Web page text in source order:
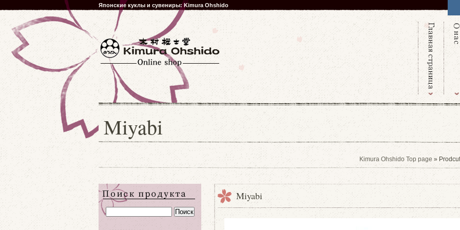
Японские куклы и сувениры: Kimura Ohshido
Miyabi
Kimura Ohshido Top page »
Miyabi